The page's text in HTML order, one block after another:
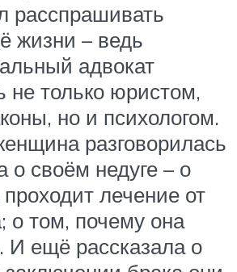
расспрашивать
жизни – ведь
адвокат
не только юристом,
но и психологом.
разговорилась
о своём недуге – о
лечение от
о том, почему она
И ещё рассказала о